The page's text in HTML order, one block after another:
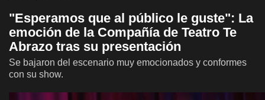
"Esperamos que al público le guste": La
emoción de la Compañía de Teatro Te
Abrazo tras su presentación
Se bajaron del escenario muy emocionados y conformes
con su show.